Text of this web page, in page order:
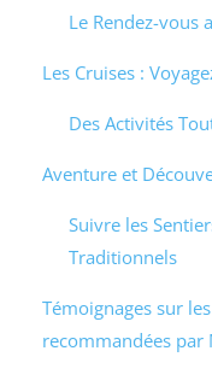
Le Rendez-vous
Les Cruises :
Des Activités
Aventure et
Suivre les
Traditionnels
Témoignages sur
recommandées par